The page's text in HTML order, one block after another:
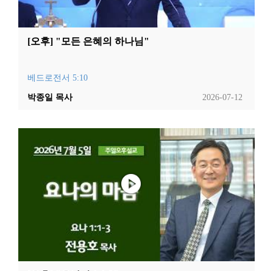
[오후] "모든 은혜의 하나님"
베드로전서 5:10
2026-07-12
박종일 목사